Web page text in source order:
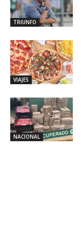
TRIUNFO
VIAJES
NACIONAL